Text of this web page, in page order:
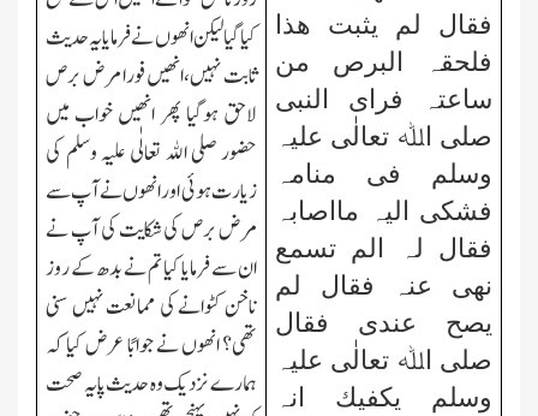
فقال لم یثبت ھذا
فلحقہ البرص من
ساعتہ فرای النبی
صلی اﷲ تعالٰی علیہ
وسلم فی منامہ
فشکی الیہ مااصابہ
فقال لہ الم تسمع
نھی عنہ فقال لم
یصح عندی فقال
صلی اﷲ تعالٰی علیہ
وسلم یکفیك انہ
کیا گیا لیکن انھوں نے فرمایا یہ حدیث
ثابت نہیں،انھیں فورا مرض برص
لاحق ہوگیا پھر انھیں خواب میں
حضور صلی اﷲ تعالٰی علیہ وسلم کی
زیارت ہوئی اور انھوں نے آپ سے
مرض برص کی شکایت کی آپ نے
ان سے فرمایا کیا تم نے بدھ کے روز
ناخن کٹوانے کی ممانعت نہیں سنی
تھی؟ انھوں نے جوابًا عرض کیا کہ
ہمارے نزدیك وہ حدیث پایہ صحت